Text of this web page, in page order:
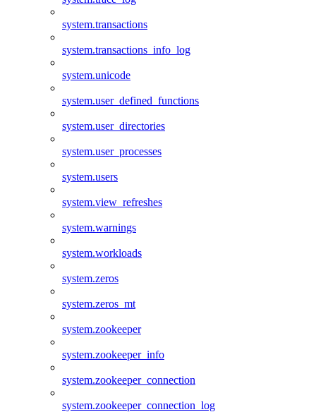
system.transactions
system.transactions_info_log
system.unicode
system.user_defined_functions
system.user_directories
system.user_processes
system.users
system.view_refreshes
system.warnings
system.workloads
system.zeros
system.zeros_mt
system.zookeeper
system.zookeeper_info
system.zookeeper_connection
system.zookeeper_connection_log